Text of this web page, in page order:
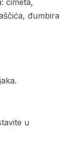
đumbira
u